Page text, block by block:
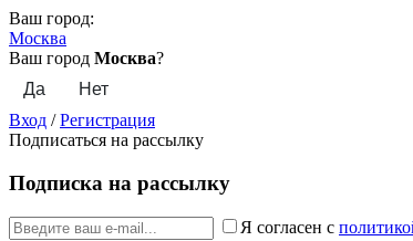
Ваш город:
Москва
Ваш город Москва?
Вход /Регистрация
Подписаться на рассылку
Подписка на рассылку
Я согласен с